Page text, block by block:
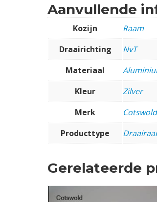
Aanvullende
Kozijn
Raam
Draairichting
NvT
Materiaal
Kleur
Zilver
Merk
Cotswold
Producttype
Gerelateerde